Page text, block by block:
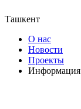
Ташкент
О нас
Новости
Проекты
Информация